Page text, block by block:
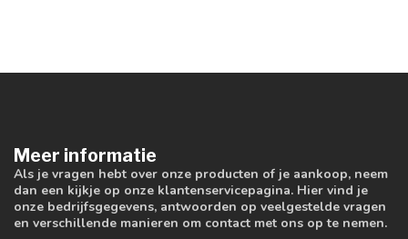
Meer informatie
Als je vragen hebt over onze producten of je aankoop, neem
dan een kijkje op onze klantenservicepagina. Hier vind je
onze bedrijfsgegevens, antwoorden op veelgestelde vragen
en verschillende manieren om contact met ons op te nemen.